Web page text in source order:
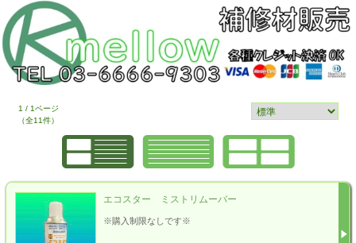
1 / 1ページ
（全11件）
エコスター ミストリムーバー
※購入制限なしです※